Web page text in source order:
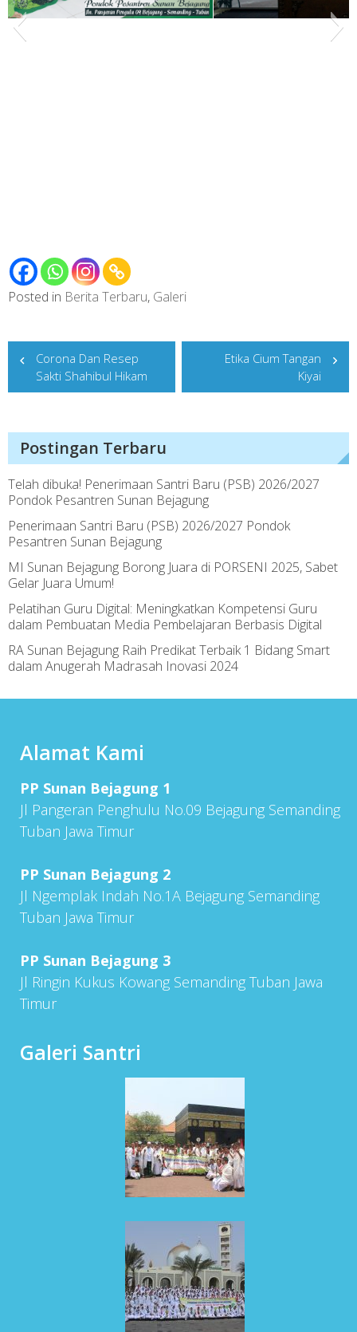
14
13
12
11
5
1
4
3
2
Posted in Berita Terbaru, Galeri
Post
navigation
Corona Dan Resep
Sakti Shahibul Hikam
Etika Cium Tangan
Kiyai
Postingan Terbaru
Telah dibuka! Penerimaan Santri Baru (PSB) 2026/2027
Pondok Pesantren Sunan Bejagung
Penerimaan Santri Baru (PSB) 2026/2027 Pondok
Pesantren Sunan Bejagung
MI Sunan Bejagung Borong Juara di PORSENI 2025, Sabet
Gelar Juara Umum!
Pelatihan Guru Digital: Meningkatkan Kompetensi Guru
dalam Pembuatan Media Pembelajaran Berbasis Digital
RA Sunan Bejagung Raih Predikat Terbaik 1 Bidang Smart
dalam Anugerah Madrasah Inovasi 2024
Alamat Kami
PP Sunan Bejagung 1
Jl Pangeran Penghulu No.09 Bejagung Semanding
Tuban Jawa Timur
PP Sunan Bejagung 2
Jl Ngemplak Indah No.1A Bejagung Semanding
Tuban Jawa Timur
PP Sunan Bejagung 3
Jl Ringin Kukus Kowang Semanding Tuban Jawa
Timur
Galeri Santri